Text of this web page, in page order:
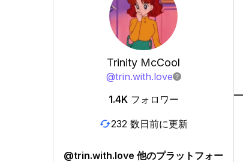
Trinity McCool
@trin.with.love
1.4K フォロワー
232 数日前に更新
@trin.with.love 他のプラットフォー